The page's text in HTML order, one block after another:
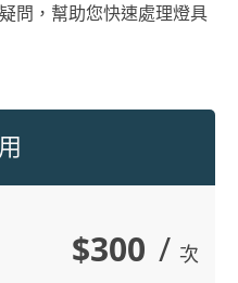
問，幫助您快速處理燈具
$300 / 次